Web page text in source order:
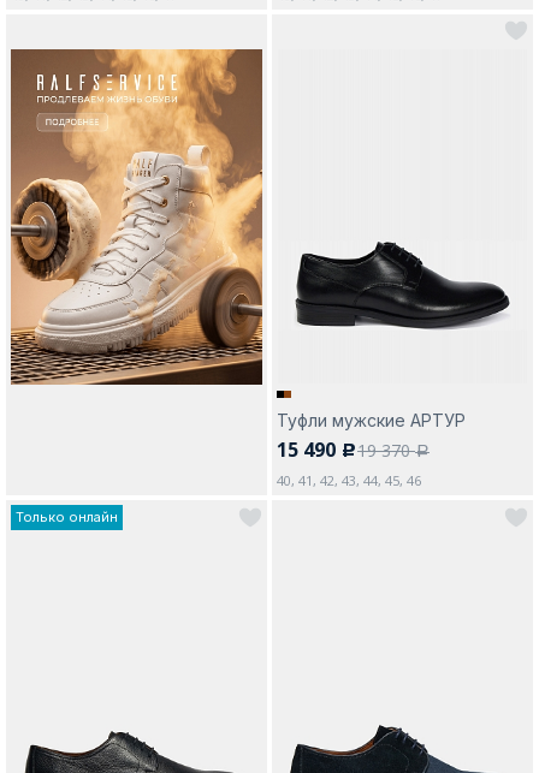
Туфли мужские АРТУР
15 490 c19 370a
40, 41, 42, 43, 44, 45, 46
Только онлайн